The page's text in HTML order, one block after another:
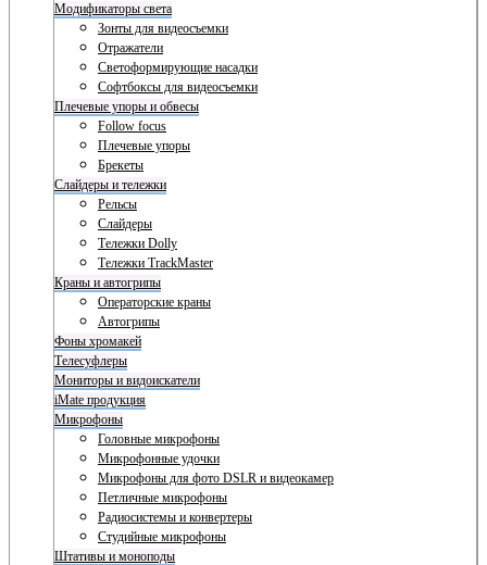
Модификаторы света
Зонты для видеосъемки
Отражатели
Светоформирующие насадки
Софтбоксы для видеосъемки
Плечевые упоры и обвесы
Follow focus
Плечевые упоры
Брекеты
Слайдеры и тележки
Рельсы
Слайдеры
Тележки Dolly
Тележки TrackMaster
Краны и автогрипы
Операторские краны
Автогрипы
Фоны хромакей
Телесуфлеры
Мониторы и видоискатели
iMate продукция
Микрофоны
Головные микрофоны
Микрофонные удочки
Микрофоны для фото DSLR и видеокамер
Петличные микрофоны
Радиосистемы и конвертеры
Студийные микрофоны
Штативы и моноподы